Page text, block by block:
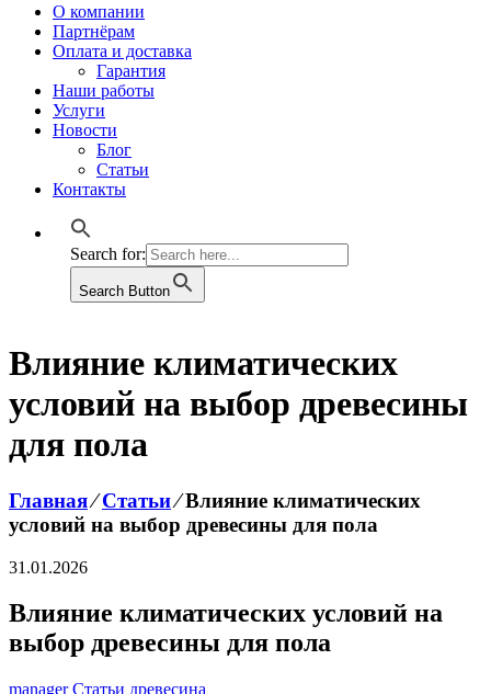
О компании
Партнёрам
Оплата и доставка
Гарантия
Наши работы
Услуги
Новости
Блог
Статьи
Контакты
Search for:
Search Button
Влияние климатических
условий на выбор древесины
для пола
Главная⁄Статьи⁄Влияние климатических
условий на выбор древесины для пола
31.01.2026
Влияние климатических условий на
выбор древесины для пола
manager Статьи древесина